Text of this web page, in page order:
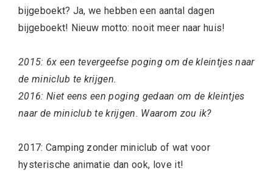
bijgeboekt? Ja, we hebben een aantal dagen
bijgeboekt! Nieuw motto: nooit meer naar huis!
2015: 6x een tevergeefse poging om de kleintjes naar
de miniclub te krijgen.
2016: Niet eens een poging gedaan om de kleintjes
naar de miniclub te krijgen. Waarom zou ik?
2017: Camping zonder miniclub of wat voor
hysterische animatie dan ook, love it!